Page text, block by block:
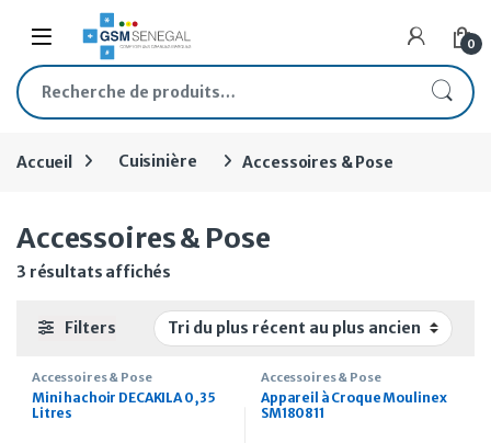
Skip to navigation
Skip to content
Open 0
Recherche pour :
Accueil Cuisinière Accessoires & Pose
Accessoires & Pose
3 résultats affichés
Filters
Accessoires & Pose
Mini hachoir DECAKILA 0,35
Litres
Accessoires & Pose
Appareil à Croque Moulinex
SM180811